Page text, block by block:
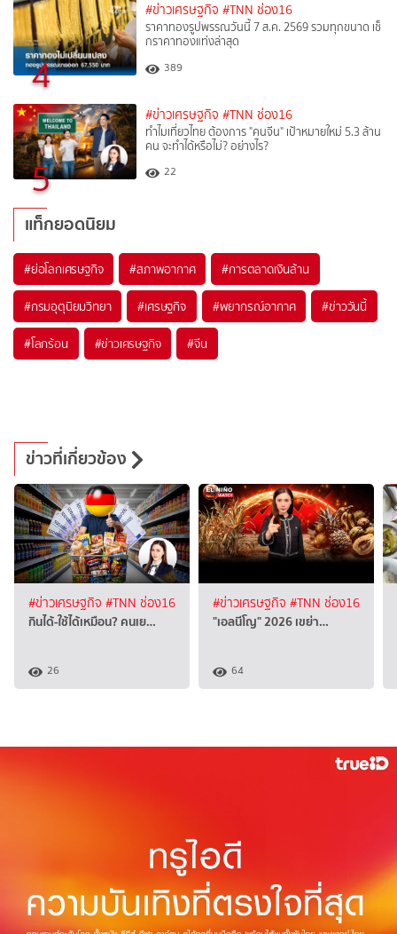
4
#ข่าวเศรษฐกิจ #TNN ช่อง16
ราคาทองรูปพรรณวันนี้ 7 ส.ค. 2569 รวมทุกขนาด เช็
กราคาทองแท่งล่าสุด
389
5
#ข่าวเศรษฐกิจ #TNN ช่อง16
ทำไมเที่ยวไทย ต้องการ "คนจีน" เป้าหมายใหม่ 5.3 ล้าน
คน จะทำได้หรือไม่? อย่างไร?
22
แท็กยอดนิยม
#ย่อโลกเศรษฐกิจ #สภาพอากาศ #การตลาดเงินล้าน
#กรมอุตุนิยมวิทยา #เศรษฐกิจ #พยากรณ์อากาศ #ข่าววันนี้
#โลกร้อน #ข่าวเศรษฐกิจ #จีน
ข่าวที่เกี่ยวข้อง
#ข่าวเศรษฐกิจ #TNN ช่อง16
กินได้-ใช้ได้เหมือน? คนเย…
26
#ข่าวเศรษฐกิจ #TNN ช่อง16
"เอลนีโญ" 2026 เขย่า…
64